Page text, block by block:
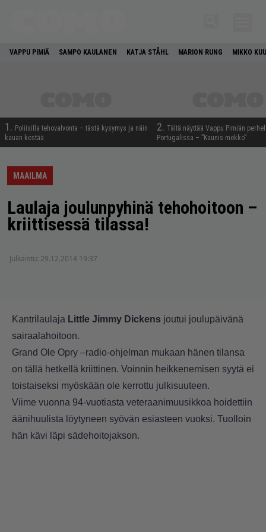
VAPPU PIMIÄ SAMPO KAULANEN KATJA STÅHL MARION RUNG MIKKO
1. Poliisilla tehovalvonta – tästä kysymys ja näin
kauan kestää
2. Tältä näyttää Vappu Pimiän
Portugalissa – ”Kaunis mekko”
MAAILMA
Laulaja joulunpyhinä tehohoitoon –
kriittisessä tilassa!
Julkaistu: 29.12.2014 19:37
Kantrilaulaja Little Jimmy Dickens joutui joulupäivänä
sairaalahoitoon.
Grand Ole Opry –radio-ohjelman mukaan hänen tilansa
on tällä hetkellä kriittinen. Voinnin heikkenemisen syytä ei
toistaiseksi myöskään ole kerrottu julkisuuteen.
Viime vuonna 94-vuotiasta veteraanimuusikkoa hoidettiin
äänihuulista löytyneen syövän esiasteen vuoksi. Tuolloin
hän kävi läpi sädehoitojakson.